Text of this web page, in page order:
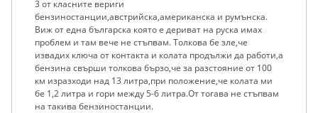
3 от класните вериги
бензиностанции,австрийска,американска и румънска.
Виж от една българска която е дериват на руска имах
проблем и там вече не стъпвам. Толкова бе зле,че
извадих ключа от контакта и колата продължи да работи,а
бензина свърши толкова бързо,че за разстояние от 100
км изразходи над 13 литра,при положение,че колата ми
бе 1,2 литра и гори между 5-6 литра.От тогава не стъпвам
на такива бензиностанции.